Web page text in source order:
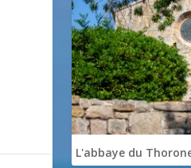
L'abbaye du